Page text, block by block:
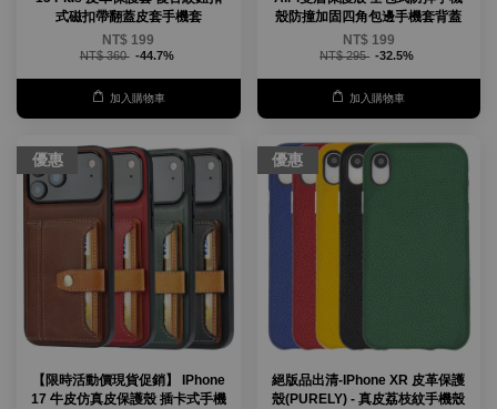
式磁扣帶翻蓋皮套手機套
NT$ 199
NT$ 360 -44.7%
加入購物車
殼防撞加固四角包邊手機套背蓋
NT$ 199
NT$ 295 -32.5%
加入購物車
優惠
【限時活動價現貨促銷】 IPhone
17 牛皮仿真皮保護殼 插卡式手機
優惠
絕版品出清-IPhone XR 皮革保護
殼(PURELY) - 真皮荔枝紋手機殼